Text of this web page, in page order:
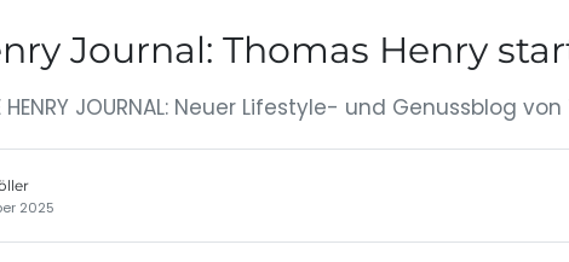
Journal: Thomas Henry
HENRY JOURNAL: Neuer Lifestyle- und Genussblog
2025